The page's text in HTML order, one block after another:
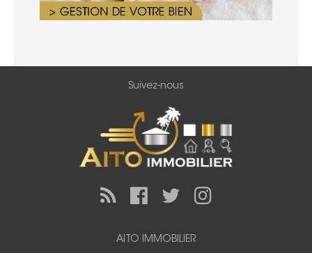
Suivez-nous
AITO IMMOBILIER